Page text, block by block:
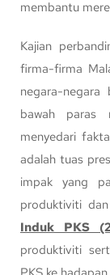
membantu
Kajian
firma-firma
negara-
bawah paras
menyedari
adalah tuas
impak yang
produktiviti
Induk PKS
produktiviti